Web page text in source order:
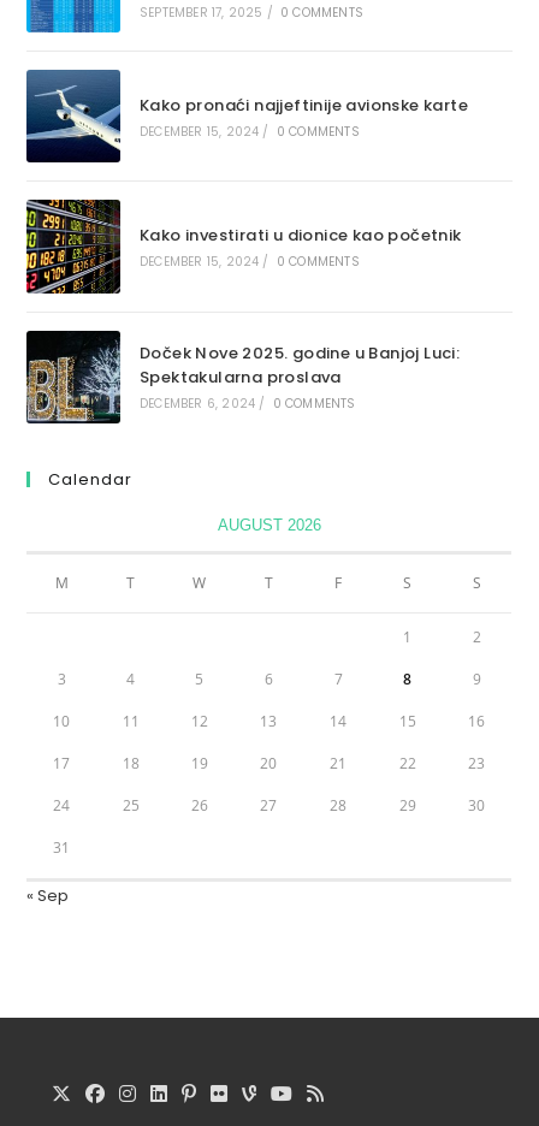
SEPTEMBER 17, 2025 / 0 COMMENTS
Kako pronaći najjeftinije avionske karte
DECEMBER 15, 2024 / 0 COMMENTS
Kako investirati u dionice kao početnik
DECEMBER 15, 2024 / 0 COMMENTS
Doček Nove 2025. godine u Banjoj Luci:
Spektakularna proslava
DECEMBER 6, 2024 / 0 COMMENTS
Calendar
AUGUST 2026
M T W T F S S
1 2
3 4 5 6 7 8 9
10 11 12 13 14 15 16
17 18 19 20 21 22 23
24 25 26 27 28 29 30
31
« Sep